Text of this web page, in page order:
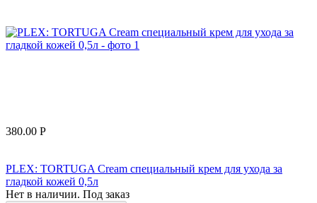
380.00 Р
PLEX: TORTUGA Сream cпециальный крем для ухода за
гладкой кожей 0,5л
Нет в наличии. Под заказ